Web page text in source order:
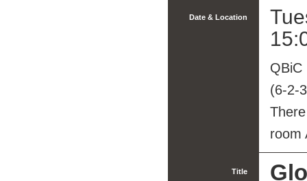
Date & Location
QBiC
(6-2-
room
Title